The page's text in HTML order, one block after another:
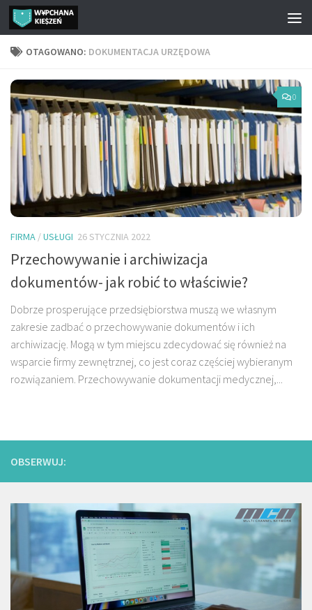
Przejdź do treści
OTAGOWANO: DOKUMENTACJA URZĘDOWA
0
FIRMA /USŁUGI 26 STYCZNIA 2022
Przechowywanie i archiwizacja
dokumentów- jak robić to właściwie?
Dobrze prosperujące przedsiębiorstwa muszą we własnym
zakresie zadbać o przechowywanie dokumentów i ich
archiwizację. Mogą w tym miejscu zdecydować się również na
wsparcie firmy zewnętrznej, co jest coraz częściej wybieranym
rozwiązaniem. Przechowywanie dokumentacji medycznej,...
OBSERWUJ: